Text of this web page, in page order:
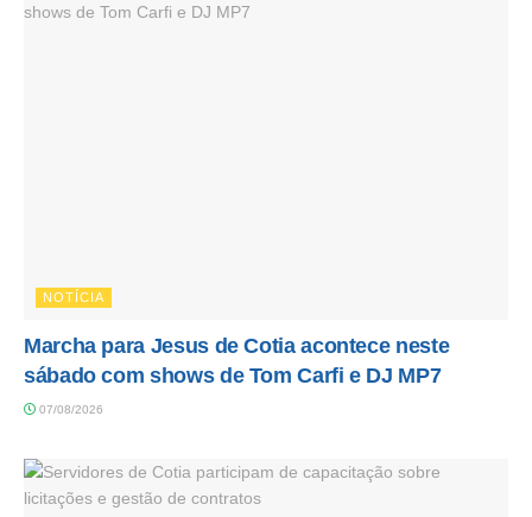
NOTÍCIA
Marcha para Jesus de Cotia acontece neste
sábado com shows de Tom Carfi e DJ MP7
07/08/2026